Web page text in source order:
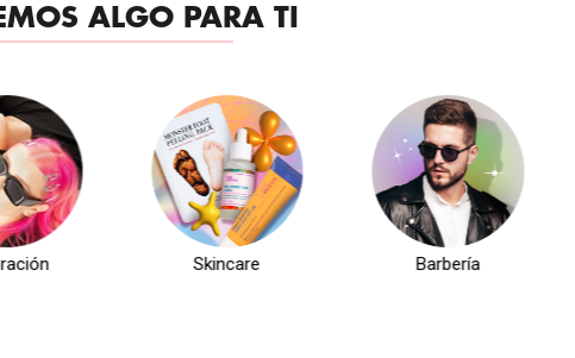
ALGO PARA TI
Skincare Barbería